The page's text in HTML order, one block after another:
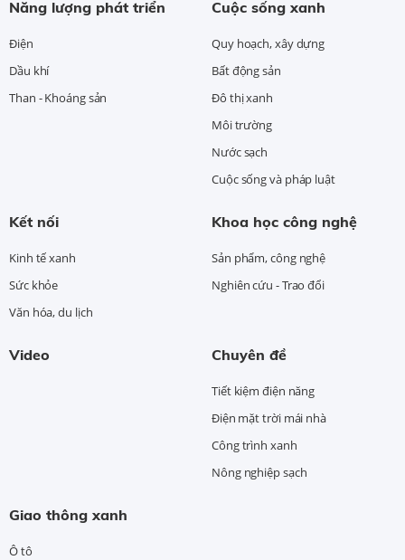
Năng lượng phát triển
Điện
Dầu khí
Than - Khoáng sản
Cuộc sống xanh
Quy hoạch, xây dựng
Bất động sản
Đô thị xanh
Môi trường
Nước sạch
Cuộc sống và pháp luật
Kết nối
Kinh tế xanh
Sức khỏe
Văn hóa, du lịch
Khoa học công nghệ
Sản phẩm, công nghệ
Nghiên cứu - Trao đổi
Video Chuyên đề
Tiết kiệm điện năng
Điện mặt trời mái nhà
Công trình xanh
Nông nghiệp sạch
Giao thông xanh
Ô tô